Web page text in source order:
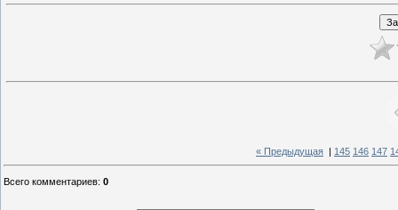
« Предыдущая 145 146 147
Всего комментариев: 0